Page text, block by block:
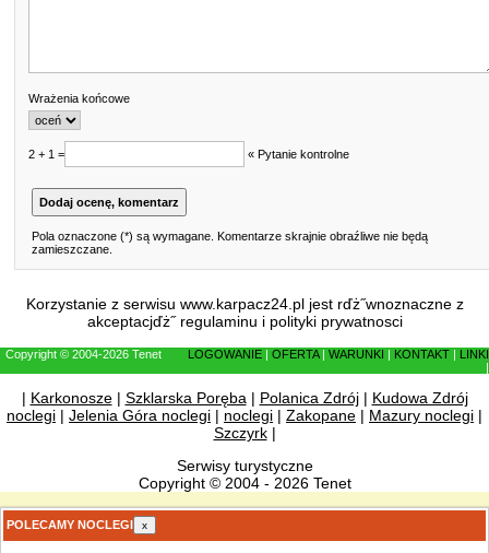
Wrażenia końcowe
2 + 1 = « Pytanie kontrolne
Pola oznaczone (*) są wymagane. Komentarze skrajnie obraźliwe nie będą
zamieszczane.
Korzystanie z serwisu www.karpacz24.pl jest rďż˝wnoznaczne z
akceptacjďż˝ regulaminu i polityki prywatnosci
Copyright © 2004-2026 Tenet LOGOWANIE OFERTA| WARUNKI KONTAKT
LINKI
| Karkonosze| Szklarska Poręba| Polanica Zdrój| Kudowa Zdrój
noclegi | Jelenia Góra noclegi | noclegi | Zakopane | Mazury noclegi |
Szczyrk|
Serwisy turystyczne
Copyright © 2004 - 2026 Tenet
POLECAMY NOCLEGI x